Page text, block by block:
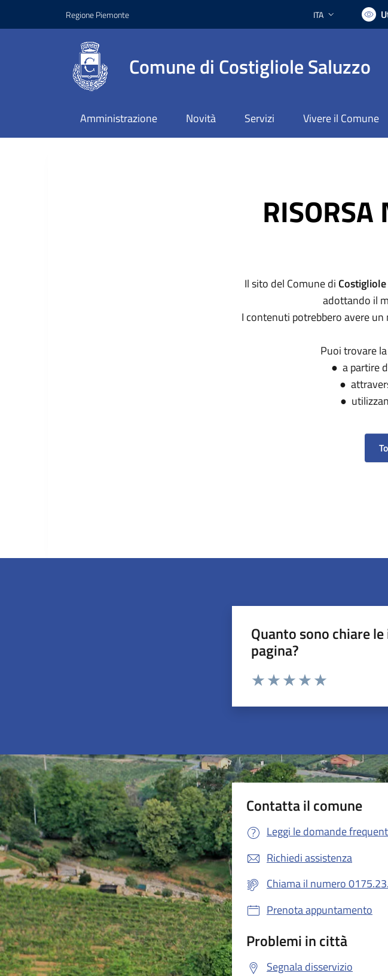
Regione Piemonte Lingua attiva:
ITA
Comune di Costigliole Saluzzo
Amministrazione Novità Servizi Vivere il Comune
RISORSA
Il sito del Comune di
adottando il
I contenuti potrebbero avere
Puoi trovare
● a partire
●
●
Quanto sono chiare
pagina?
Valuta da 1 a 5 stelle la pagina
Contatta il comune
Leggi le domande
Richiedi assistenza
Chiama il numero
Prenota appuntamento
Problemi in città
Segnala disservizio